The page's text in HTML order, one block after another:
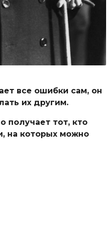
все ошибки сам, он
их другим.
получает тот, кто
на которых можно